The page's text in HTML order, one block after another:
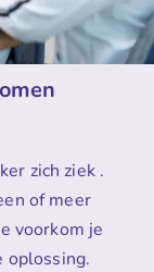
zich ziek .
of meer
voorkom je
oplossing.